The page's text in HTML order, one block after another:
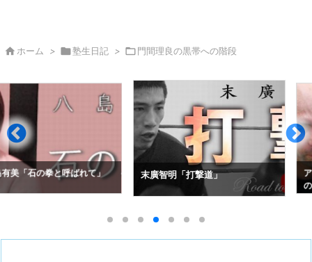
 ホーム > 塾生日記 > 門間理良の黒帯への階段
呼ばれて」 末廣智明「打撃道」
アレクセイ・
の空道入門」